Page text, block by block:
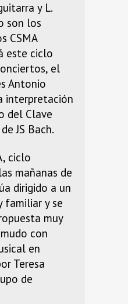
y L.
son los
CSMA
este ciclo
el
Antonio
interpretación
del Clave
JS Bach.
ciclo
mañanas de
dirigido a un
familiar y se
muy
con
en
Teresa
de